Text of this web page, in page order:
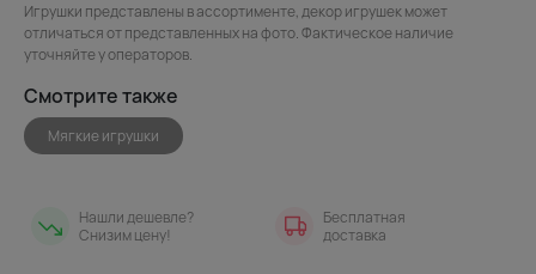
Игрушки представлены в ассортименте, декор игрушек может
отличаться от представленных на фото. Фактическое наличие
уточняйте у операторов.
Смотрите также
Мягкие игрушки
Нашли дешевле?
Снизим цену!
Бесплатная
доставка